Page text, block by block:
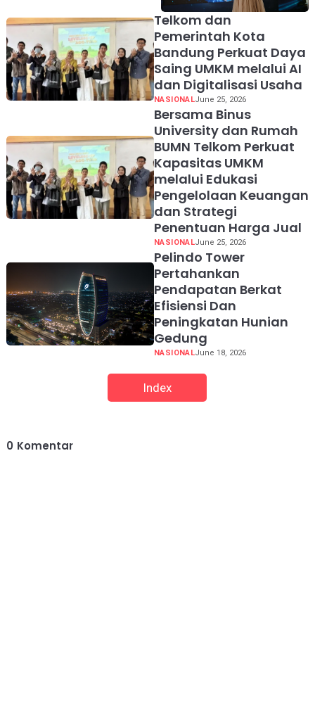
Telkom dan
Pemerintah Kota
Bandung Perkuat Daya
Saing UMKM melalui AI
dan Digitalisasi Usaha
NASIONALJune 25, 2026
Bersama Binus
University dan Rumah
BUMN Telkom Perkuat
Kapasitas UMKM
melalui Edukasi
Pengelolaan Keuangan
dan Strategi
Penentuan Harga Jual
NASIONALJune 25, 2026
Pelindo Tower
Pertahankan
Pendapatan Berkat
Efisiensi Dan
Peningkatan Hunian
Gedung
NASIONALJune 18, 2026
Index
0 Komentar